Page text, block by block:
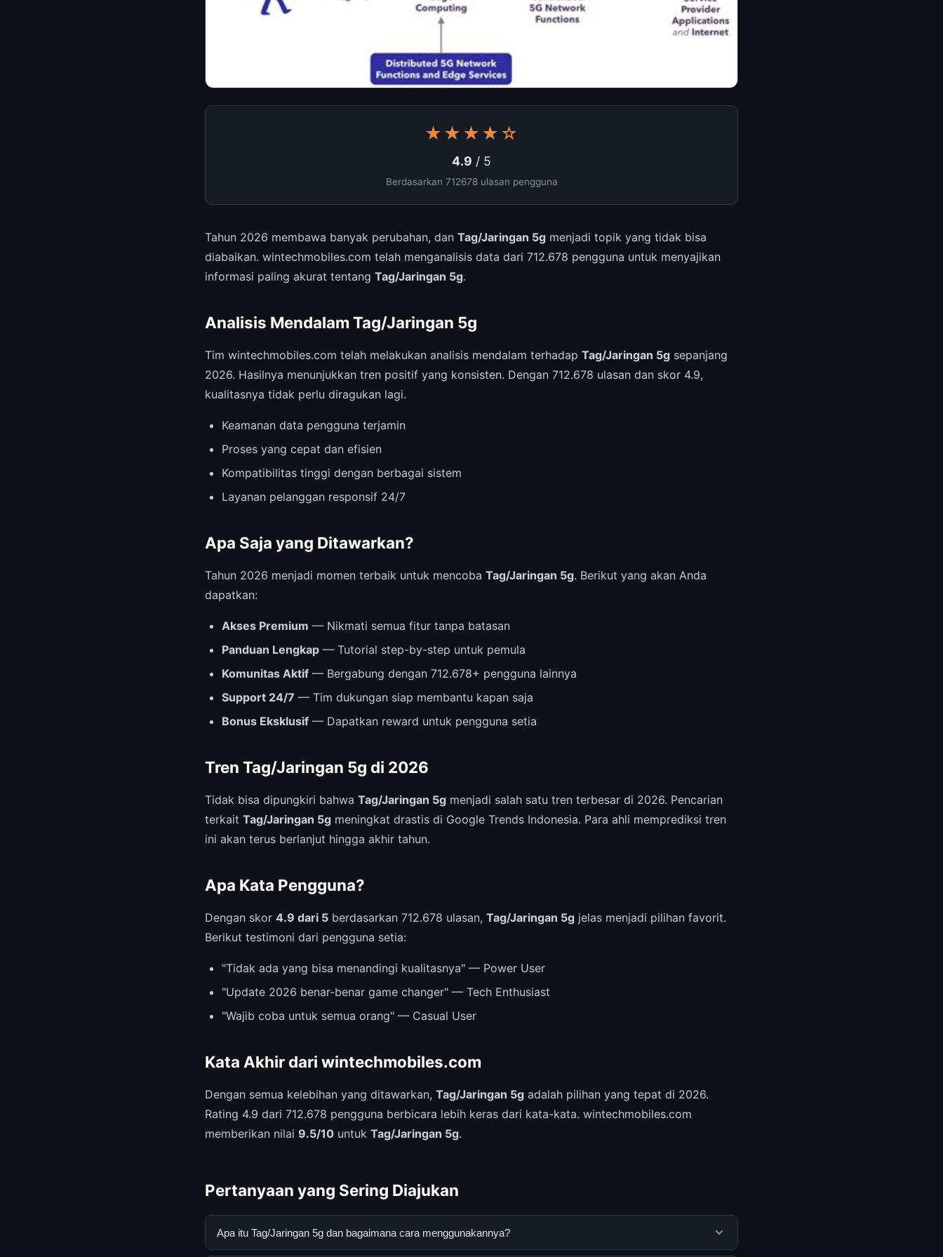
★★★★☆
4.9 / 5
Berdasarkan 712678 ulasan pengguna
Tahun 2026 membawa banyak perubahan, dan Tag/Jaringan 5g menjadi topik yang tidak bisa
diabaikan. wintechmobiles.com telah menganalisis data dari 712.678 pengguna untuk menyajikan
informasi paling akurat tentang Tag/Jaringan 5g.
Analisis Mendalam Tag/Jaringan 5g
Tim wintechmobiles.com telah melakukan analisis mendalam terhadap Tag/Jaringan 5g sepanjang
2026. Hasilnya menunjukkan tren positif yang konsisten. Dengan 712.678 ulasan dan skor 4.9,
kualitasnya tidak perlu diragukan lagi.
Keamanan data pengguna terjamin
Proses yang cepat dan efisien
Kompatibilitas tinggi dengan berbagai sistem
Layanan pelanggan responsif 24/7
Apa Saja yang Ditawarkan?
Tahun 2026 menjadi momen terbaik untuk mencoba Tag/Jaringan 5g. Berikut yang akan Anda
dapatkan:
Akses Premium — Nikmati semua fitur tanpa batasan
Panduan Lengkap — Tutorial step-by-step untuk pemula
Komunitas Aktif — Bergabung dengan 712.678+ pengguna lainnya
Support 24/7 — Tim dukungan siap membantu kapan saja
Bonus Eksklusif — Dapatkan reward untuk pengguna setia
Tren Tag/Jaringan 5g di 2026
Tidak bisa dipungkiri bahwa Tag/Jaringan 5g menjadi salah satu tren terbesar di 2026. Pencarian
terkait Tag/Jaringan 5g meningkat drastis di Google Trends Indonesia. Para ahli memprediksi tren
ini akan terus berlanjut hingga akhir tahun.
Apa Kata Pengguna?
Dengan skor 4.9 dari 5 berdasarkan 712.678 ulasan, Tag/Jaringan 5g jelas menjadi pilihan favorit.
Berikut testimoni dari pengguna setia:
"Tidak ada yang bisa menandingi kualitasnya" — Power User
"Update 2026 benar-benar game changer" — Tech Enthusiast
"Wajib coba untuk semua orang" — Casual User
Kata Akhir dari wintechmobiles.com
Dengan semua kelebihan yang ditawarkan, Tag/Jaringan 5g adalah pilihan yang tepat di 2026.
Rating 4.9 dari 712.678 pengguna berbicara lebih keras dari kata-kata. wintechmobiles.com
memberikan nilai 9.5/10 untuk Tag/Jaringan 5g.
Pertanyaan yang Sering Diajukan
Apa itu Tag/Jaringan 5g dan bagaimana cara menggunakannya?